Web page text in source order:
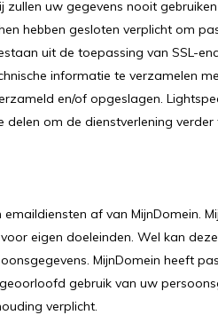
zullen uw gegevens nooit
hebben gesloten verplicht om
uit de toepassing van SSL-
informatie te verzamelen
en/of opgeslagen.
delen om de dienstverlening verder
af van MijnDomein.
eigen doeleinden. Wel kan
MijnDomein heeft
gebruik van uw
verplicht.